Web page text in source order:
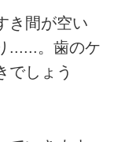
き間が空い
......。歯のケ
でしょう